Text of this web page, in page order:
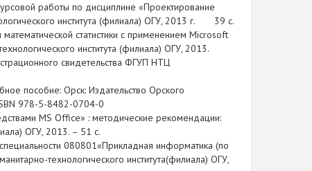
работы по дисциплине «Проектирование
института (филиала) ОГУ, 2013 г. 39 с.
статистики с применением Microsoft
института (филиала) ОГУ, 2013.
свидетельства ФГУП НТЦ
пособие: Орск: Издательство Орского
978-5-8482-0704-0
MS Office» : методические рекомендации:
ОГУ, 2013. – 51 с.
080801«Прикладная информатика (по
технологического института(филиала) ОГУ,